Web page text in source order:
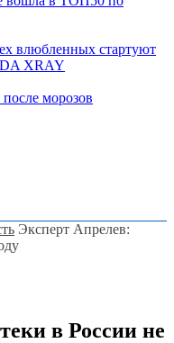
влюбленных стартуют
XRAY
морозов
Эксперт Апрелев:
в России не